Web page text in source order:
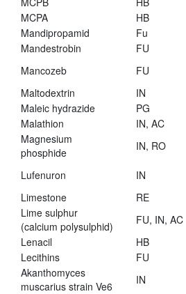
MCPA
HB
Mandipropamid
Fu
Mandestrobin
FU
Mancozeb
FU
Maltodextrin
IN
Maleic hydrazide
PG
Malathion
IN, AC
Magnesium
phosphide
IN, RO
Lufenuron IN
Limestone
RE
Lime sulphur
(calcium polysulphid)
FU, IN, AC
Lenacil
HB
Lecithins
FU
Akanthomyces
muscarius strain Ve6
IN